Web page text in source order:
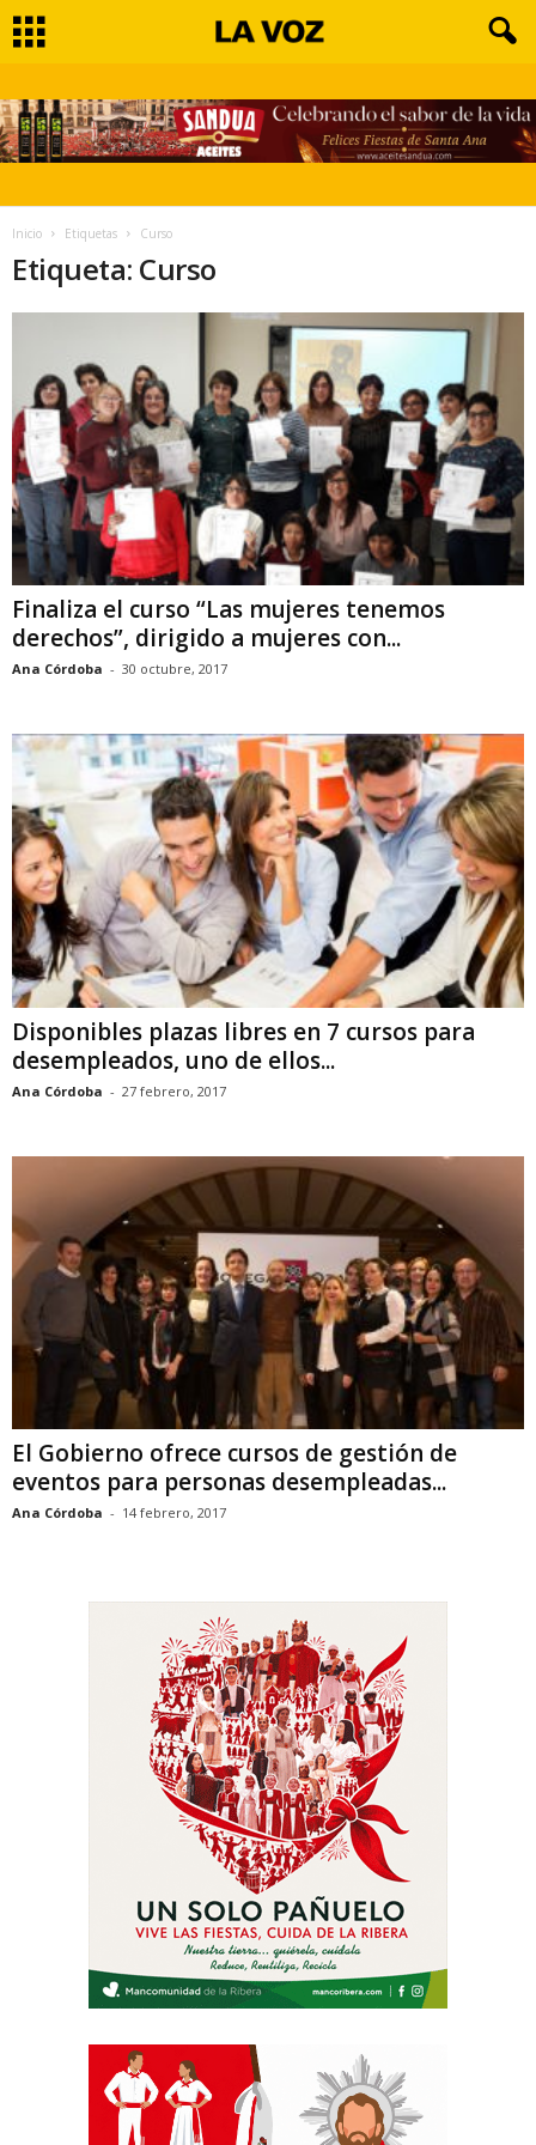
Inicio Etiquetas Curso
Etiqueta: Curso
Finaliza el curso “Las mujeres tenemos
derechos”, dirigido a mujeres con...
Ana Córdoba - 30 octubre, 2017
Disponibles plazas libres en 7 cursos para
desempleados, uno de ellos...
Ana Córdoba - 27 febrero, 2017
El Gobierno ofrece cursos de gestión de
eventos para personas desempleadas...
Ana Córdoba - 14 febrero, 2017